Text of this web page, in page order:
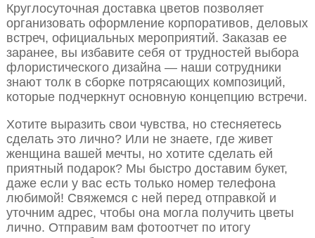
Круглосуточная доставка цветов позволяет
организовать оформление корпоративов, деловых
встреч, официальных мероприятий. Заказав ее
заранее, вы избавите себя от трудностей выбора
флористического дизайна — наши сотрудники
знают толк в сборке потрясающих композиций,
которые подчеркнут основную концепцию встречи.
Хотите выразить свои чувства, но стесняетесь
сделать это лично? Или не знаете, где живет
женщина вашей мечты, но хотите сделать ей
приятный подарок? Мы быстро доставим букет,
даже если у вас есть только номер телефона
любимой! Свяжемся с ней перед отправкой и
уточним адрес, чтобы она могла получить цветы
лично. Отправим вам фотоотчет по итогу